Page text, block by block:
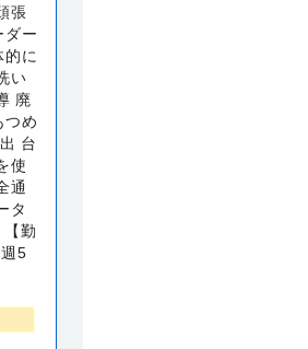
張
ダー
的に
い
廃
つめ
台
使
通
タ
勤
5